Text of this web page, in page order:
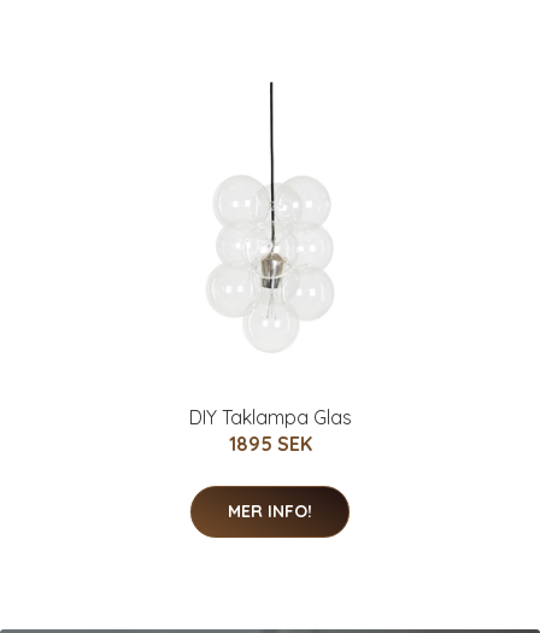
DIY Taklampa Glas
1895 SEK
MER INFO!